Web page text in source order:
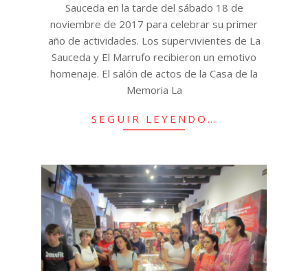
Sauceda en la tarde del sábado 18 de
noviembre de 2017 para celebrar su primer
año de actividades. Los supervivientes de La
Sauceda y El Marrufo recibieron un emotivo
homenaje. El salón de actos de la Casa de la
Memoria La
SEGUIR LEYENDO…